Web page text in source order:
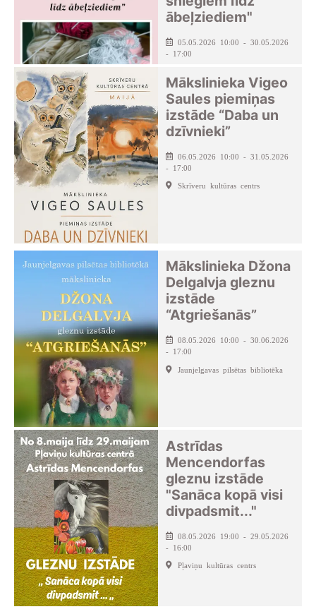
ābeļziediem"
05.05.2026 10:00 - 30.05.2026
- 17:00
bibliotēka
Mākslinieka Vigeo
Saules piemiņas
izstāde “Daba un
dzīvnieki”
06.05.2026 10:00 - 31.05.2026
- 17:00
Skrīveru kultūras centrs
Mākslinieka Džona
Delgalvja gleznu
izstāde
“Atgriešanās”
08.05.2026 10:00 - 30.06.2026
- 17:00
Jaunjelgavas pilsētas bibliotēka
Astrīdas
Mencendorfas
gleznu izstāde
"Sanāca kopā visi
divpadsmit..."
08.05.2026 19:00 - 29.05.2026
- 16:00
Pļaviņu kultūras centrs